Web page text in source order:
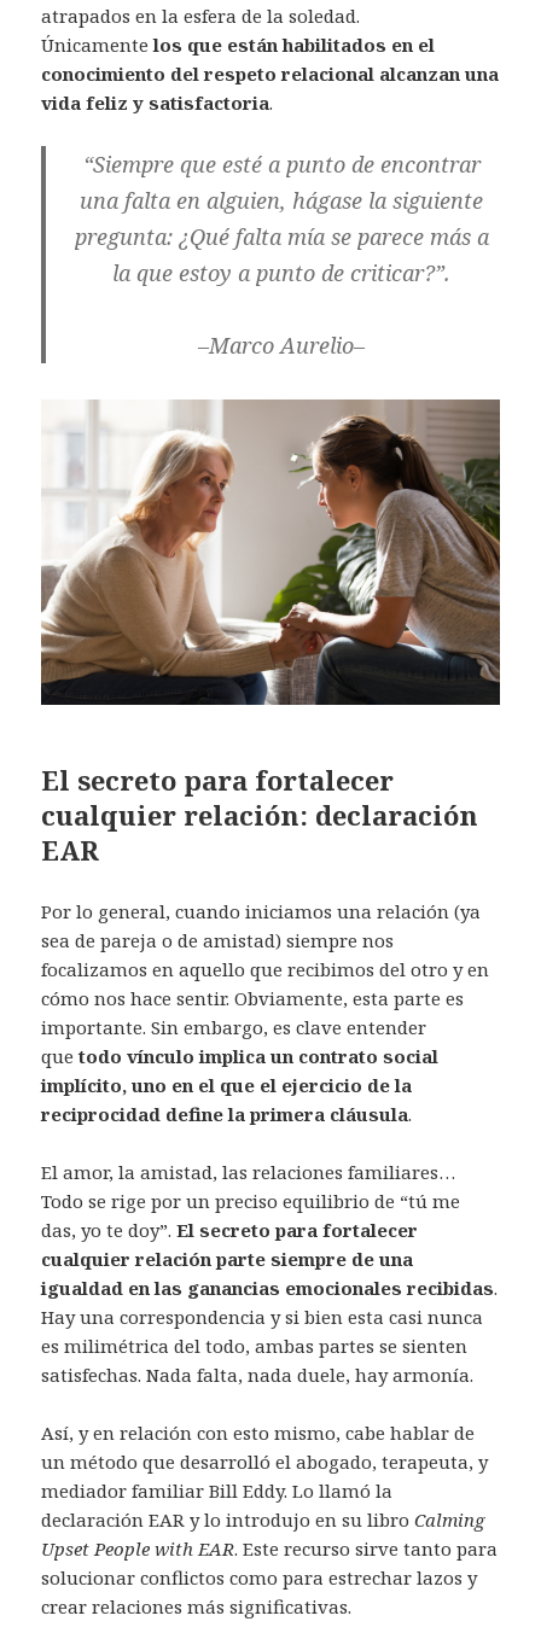
atrapados en la esfera de la soledad.
Únicamente los que están habilitados en el
conocimiento del respeto relacional alcanzan una
vida feliz y satisfactoria.
“Siempre que esté a punto de encontrar
una falta en alguien, hágase la siguiente
pregunta: ¿Qué falta mía se parece más a
la que estoy a punto de criticar?”.
–Marco Aurelio–
El secreto para fortalecer
cualquier relación: declaración
EAR
Por lo general, cuando iniciamos una relación (ya
sea de pareja o de amistad) siempre nos
focalizamos en aquello que recibimos del otro y en
cómo nos hace sentir. Obviamente, esta parte es
importante. Sin embargo, es clave entender
quetodo vínculo implica un contrato social
implícito, uno en el que el ejercicio de la
reciprocidad define la primera cláusula.
El amor, la amistad, las relaciones familiares…
Todo se rige por un preciso equilibrio de “tú me
das, yo te doy”.El secreto para fortalecer
cualquier relación parte siempre de una
igualdad en las ganancias emocionales recibidas.
Hay una correspondencia y si bien esta casi nunca
es milimétrica del todo, ambas partes se sienten
satisfechas. Nada falta, nada duele, hay armonía.
Así, y en relación con esto mismo, cabe hablar de
un método que desarrolló el abogado, terapeuta, y
mediador familiar Bill Eddy. Lo llamó la
declaración EAR y lo introdujo en su libroCalming
Upset People with EAR. Este recurso sirve tanto para
solucionar conflictos como para estrechar lazos y
crear relaciones más significativas.